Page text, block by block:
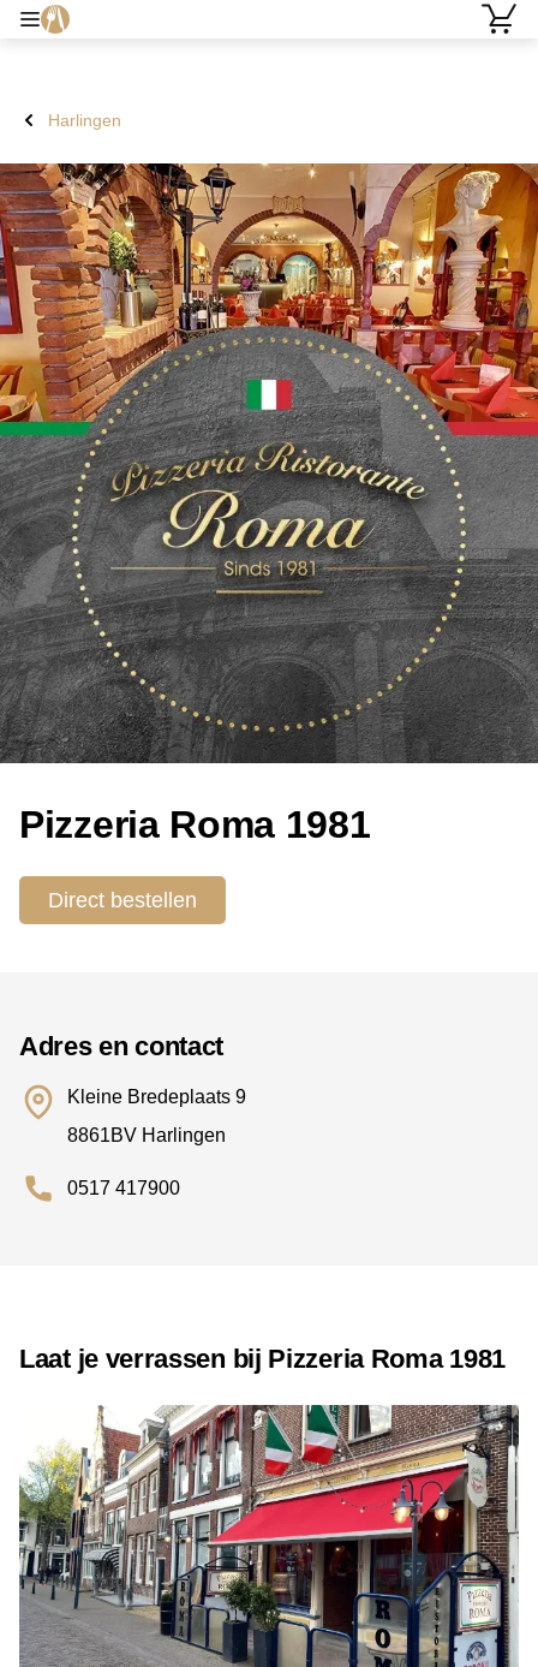
Harlingen
Pizzeria Roma 1981
Direct bestellen
Adres en contact
Kleine Bredeplaats 9
8861BV Harlingen
0517 417900
Laat je verrassen bij Pizzeria Roma 1981